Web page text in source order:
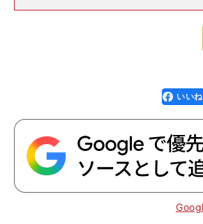
たのは、児玉だった。ペダルを踏
先頭に立つ。このまま逃げ切るか
ドで追い込
faceboo
k
いいね